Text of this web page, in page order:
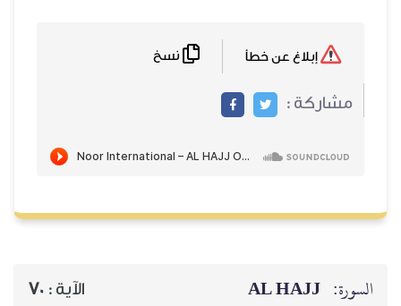
مشاركة :
السورة: AL HAJJ الآية : 70